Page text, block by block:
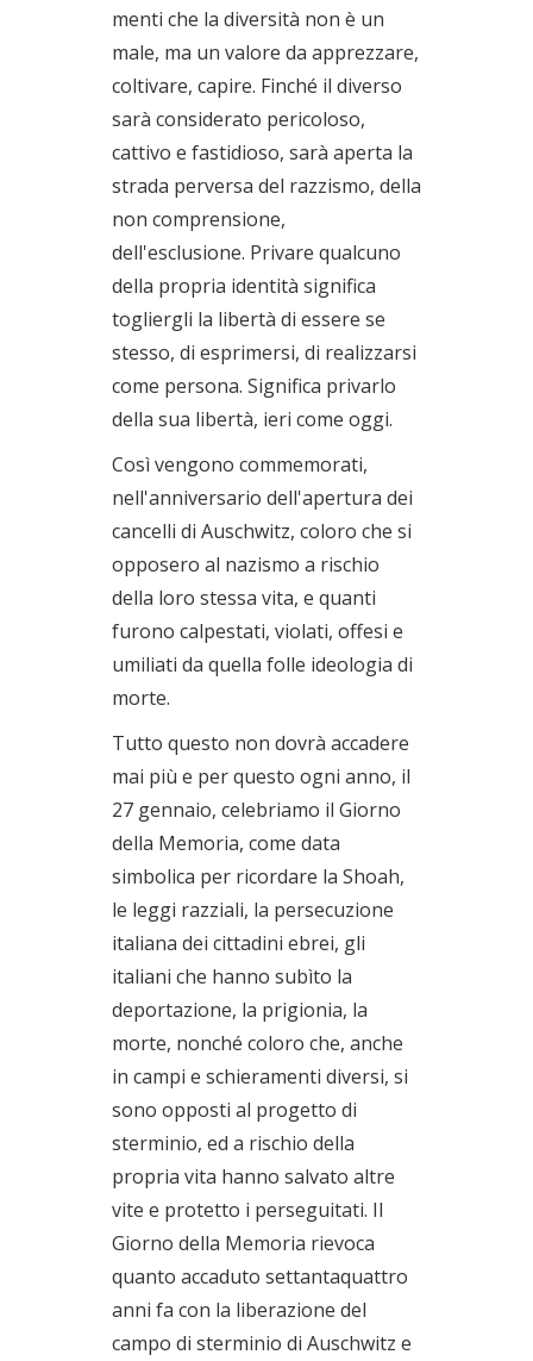
menti che la diversità non è un
male, ma un valore da apprezzare,
coltivare, capire. Finché il diverso
sarà considerato pericoloso,
cattivo e fastidioso, sarà aperta la
strada perversa del razzismo, della
non comprensione,
dell'esclusione. Privare qualcuno
della propria identità significa
togliergli la libertà di essere se
stesso, di esprimersi, di realizzarsi
come persona. Significa privarlo
della sua libertà, ieri come oggi.
Così vengono commemorati,
nell'anniversario dell'apertura dei
cancelli di Auschwitz, coloro che si
opposero al nazismo a rischio
della loro stessa vita, e quanti
furono calpestati, violati, offesi e
umiliati da quella folle ideologia di
morte.
Tutto questo non dovrà accadere
mai più e per questo ogni anno, il
27 gennaio, celebriamo il Giorno
della Memoria, come data
simbolica per ricordare la Shoah,
le leggi razziali, la persecuzione
italiana dei cittadini ebrei, gli
italiani che hanno subìto la
deportazione, la prigionia, la
morte, nonché coloro che, anche
in campi e schieramenti diversi, si
sono opposti al progetto di
sterminio, ed a rischio della
propria vita hanno salvato altre
vite e protetto i perseguitati. Il
Giorno della Memoria rievoca
quanto accaduto settantaquattro
anni fa con la liberazione del
campo di sterminio di Auschwitz e